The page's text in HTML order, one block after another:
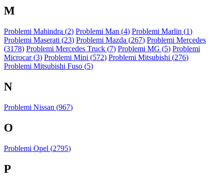
M
Problemi Mahindra (2) Problemi Man (4) Problemi Marlin (1)
Problemi Maserati (23) Problemi Mazda (267) Problemi Mercedes
(3178) Problemi Mercedes Truck (7) Problemi MG (5) Problemi
Microcar (3) Problemi Mini (572) Problemi Mitsubishi (276)
Problemi Mitsubishi Fuso (5)
N
Problemi Nissan (967)
O
Problemi Opel (2795)
P